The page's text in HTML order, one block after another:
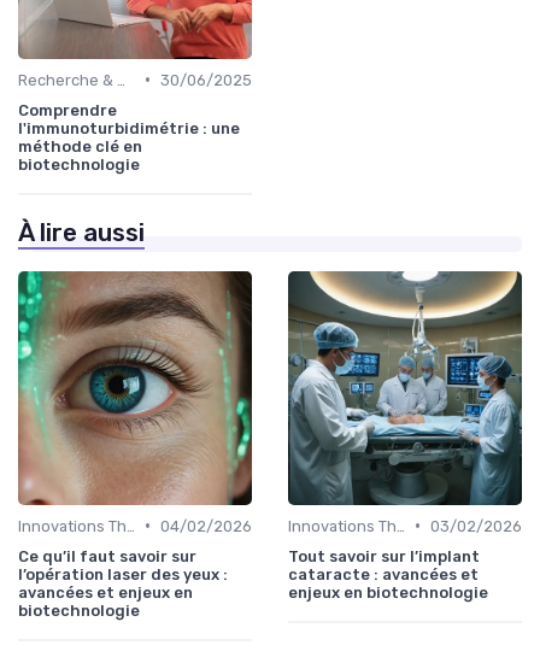
• 30/06/2025
Comprendre
l'immunoturbidimétrie : une
méthode clé en
biotechnologie
À lire aussi
• 04/02/2026
Ce qu’il faut savoir sur
l’opération laser des yeux :
avancées et enjeux en
biotechnologie
• 03/02/2026
Tout savoir sur l’implant
cataracte : avancées et
enjeux en biotechnologie